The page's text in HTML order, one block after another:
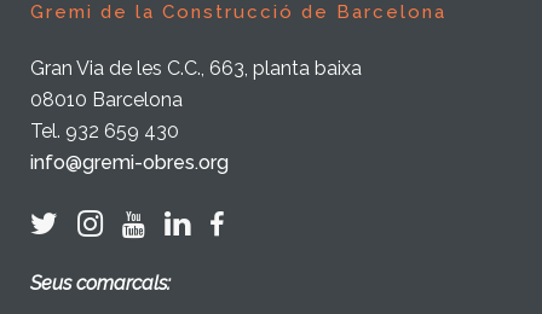
Gremi de la Construcció de Barcelona
Gran Via de les C.C., 663, planta baixa
08010 Barcelona
Tel. 932 659 430
info@gremi-obres.org
Seus comarcals: